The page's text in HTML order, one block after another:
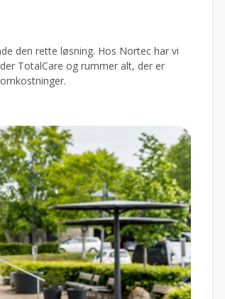
den rette løsning. Hos Nortec har vi
TotalCare og rummer alt, der er